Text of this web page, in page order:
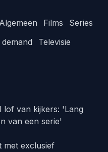
Algemeen Films
Series
Televisie
lof van kijkers: 'Lang
van een serie'
met exclusief